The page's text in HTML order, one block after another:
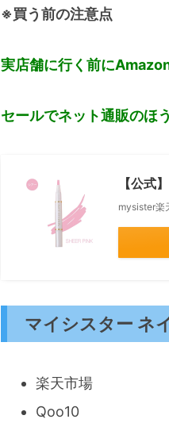
※買う前の注意点
実店舗に行く前に
セールでネット通販のほ
【公式
mysister楽
マイシスター ネ
楽天市場
Qoo10